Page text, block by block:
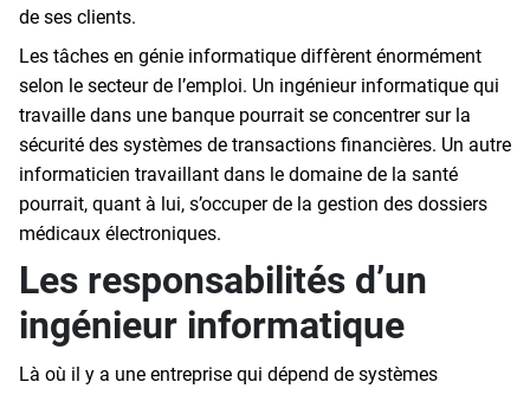
de ses clients.
Les tâches en génie informatique diffèrent énormément
selon le secteur de l’emploi. Un ingénieur informatique qui
travaille dans une banque pourrait se concentrer sur la
sécurité des systèmes de transactions financières. Un autre
informaticien travaillant dans le domaine de la santé
pourrait, quant à lui, s’occuper de la gestion des dossiers
médicaux électroniques.
Les responsabilités d’un
ingénieur informatique
Là où il y a une entreprise qui dépend de systèmes